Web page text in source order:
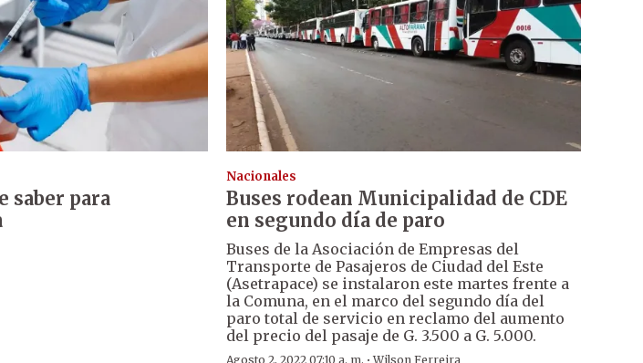
saber para
Nacionales
Buses rodean Municipalidad de CDE
en segundo día de paro
Buses de la Asociación de Empresas del
Transporte de Pasajeros de Ciudad del Este
(Asetrapace) se instalaron este martes frente a
la Comuna, en el marco del segundo día del
paro total de servicio en reclamo del aumento
del precio del pasaje de G. 3.500 a G. 5.000.
Agosto 2, 2022 07:10 a. m. Wilson Ferreira